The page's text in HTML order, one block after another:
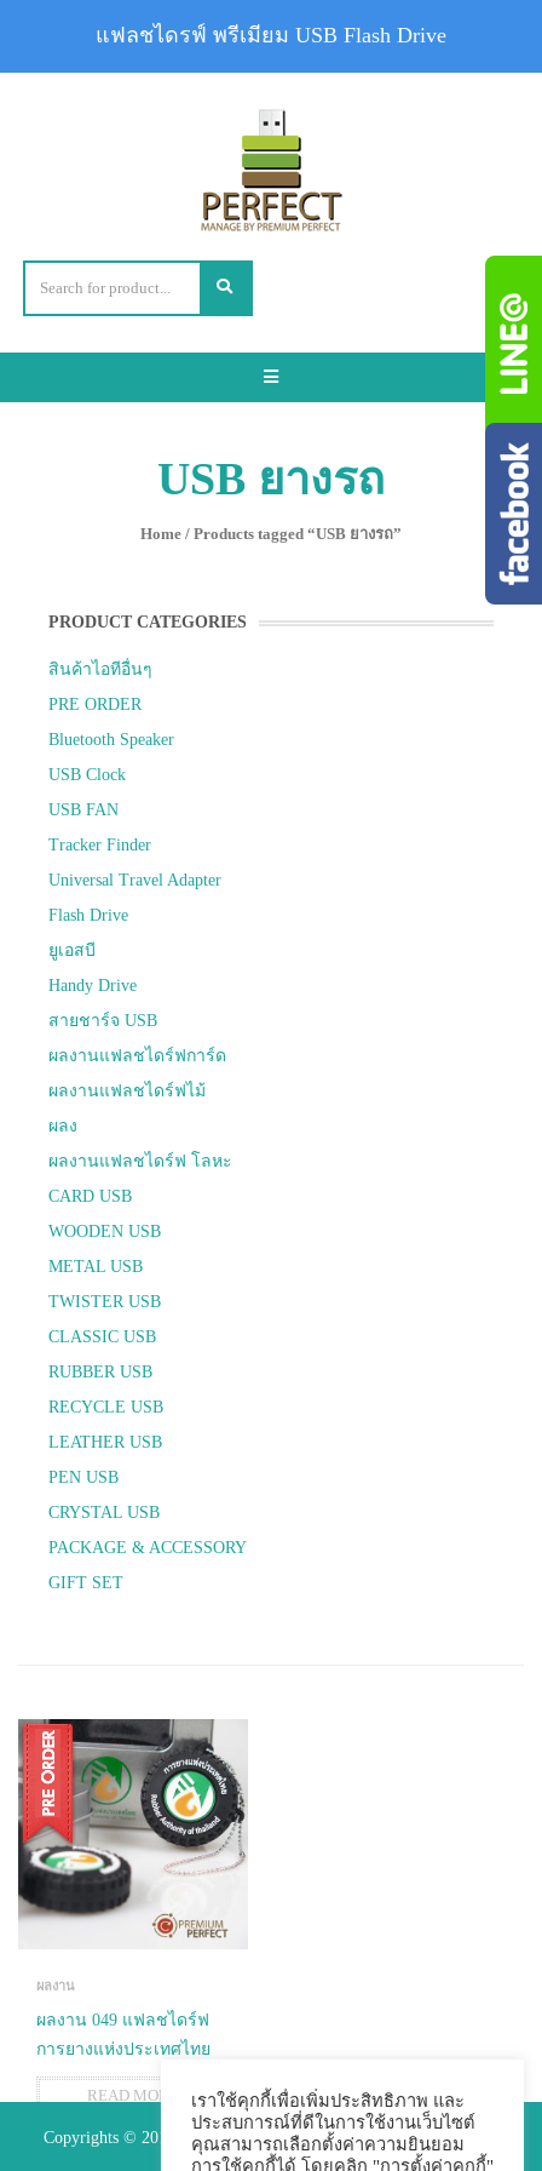
Toggle
USB ยางรถ
Home / Products tagged “USB ยางรถ”
PRODUCT CATEGORIES
สินค้าไอทีอื่นๆ
PRE ORDER
Bluetooth Speaker
USB Clock
USB FAN
Tracker Finder
Universal Travel Adapter
Flash Drive
ยูเอสบี
Handy Drive
สายชาร์จ USB
ผลงานแฟลชไดร์ฟการ์ด
ผลงานแฟลชไดร์ฟไม้
ผลง
ผลงานแฟลชไดร์ฟ โลหะ
CARD USB
WOODEN USB
METAL USB
TWISTER USB
CLASSIC USB
RUBBER USB
RECYCLE USB
LEATHER USB
PEN USB
CRYSTAL USB
PACKAGE & ACCESSORY
GIFT SET
ผลงาน
ผลงาน 049 แฟลชไดร์ฟ
การยางแห่งประเทศไทย
READ MORE
Copyrights © 2015 Premium Perfect Co.,ltd. All Rights Reserved.
เราใช้คุกกี้เพื่อเพิ่มประสิทธิภาพ และ
ประสบการณ์ที่ดีในการใช้งานเว็บไซต์
คุณสามารถเลือกตั้งค่าความยินยอม
การใช้คุกกี้ได้ โดยคลิก "การตั้งค่าคุกกี้"
แฟลชไดรฟ์ พรีเมียม USB Flash Drive